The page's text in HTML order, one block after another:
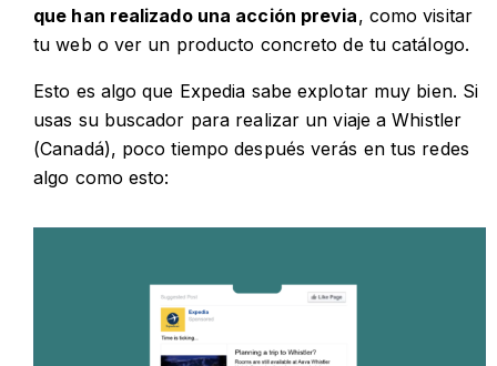
que han realizado una acción previa, como visitar
tu web o ver un producto concreto de tu catálogo.
Esto es algo que Expedia sabe explotar muy bien. Si
usas su buscador para realizar un viaje a Whistler
(Canadá), poco tiempo después verás en tus redes
algo como esto: